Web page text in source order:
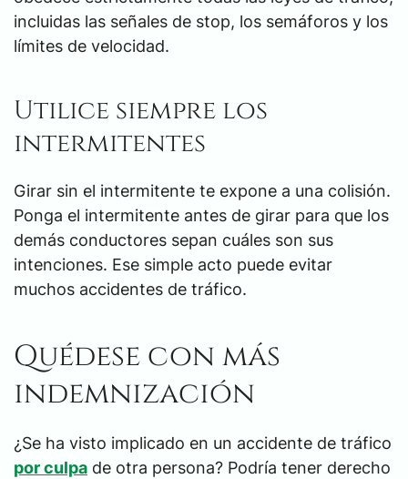
incluidas las señales de stop, los semáforos y los
límites de velocidad.
Utilice siempre los
intermitentes
Girar sin el intermitente te expone a una colisión.
Ponga el intermitente antes de girar para que los
demás conductores sepan cuáles son sus
intenciones. Ese simple acto puede evitar
muchos accidentes de tráfico.
Quédese con más
indemnización
¿Se ha visto implicado en un accidente de tráfico
por culpa de otra persona? Podría tener derecho